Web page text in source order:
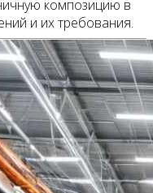
композицию в
и их требования.